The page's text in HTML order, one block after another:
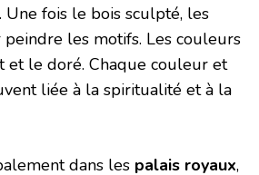
Une fois le bois sculpté, les
les motifs. Les couleurs
le doré. Chaque couleur et
liée à la spiritualité et à la
dans les palais royaux,